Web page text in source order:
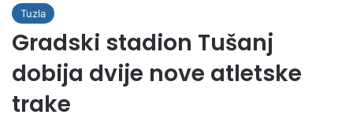
Tuzla
Gradski stadion Tušanj
dobija dvije nove atletske
trake